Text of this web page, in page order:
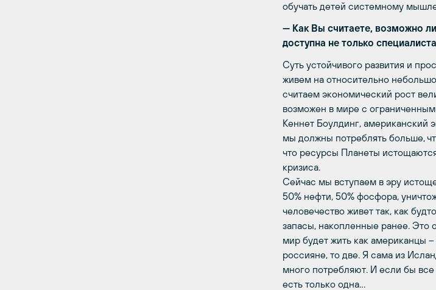
обучать детей системному
— Как Вы считаете, возможно
доступна не только
Суть устойчивого развития и
живем на относительно
считаем экономический рост
возможен в мире с
Кеннет Боулдинг, американский
мы должны потреблять больше,
что ресурсы Планеты
кризиса.
Сейчас мы вступаем в эру
50% нефти, 50% фосфора,
человечество живет так, как
запасы, накопленные ранее. Это
мир будет жить как американцы
россияне, то две. Я сама из
много потребляют. И если бы
есть только одна…